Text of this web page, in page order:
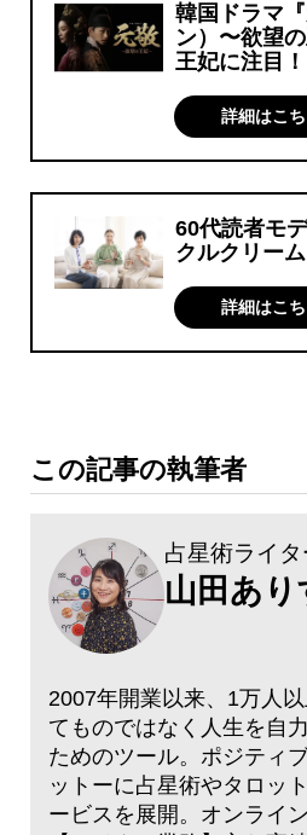
韓国ドラマ
ン）〜欲望
王妃に注目！
詳細はこ
60代読者モ
クルクリー
詳細はこ
この記事の執筆者
占星術ライタ
山田あり
2007年開業以来、1万人
てものではなく人生を自
ためのツール。ポジティ
ットーに占星術やタロッ
ービスを展開。オンライ